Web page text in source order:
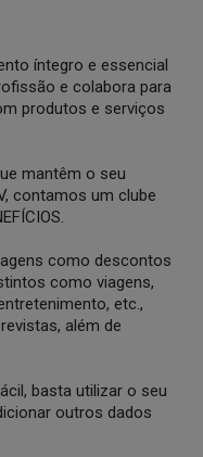
íntegro e essencial
e colabora para
produtos e serviços
mantêm o seu
contamos um clube
como descontos
como viagens,
etc.,
além de
basta utilizar o seu
outros dados